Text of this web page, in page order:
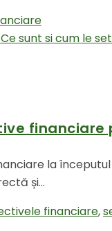
la
și...
financiare,